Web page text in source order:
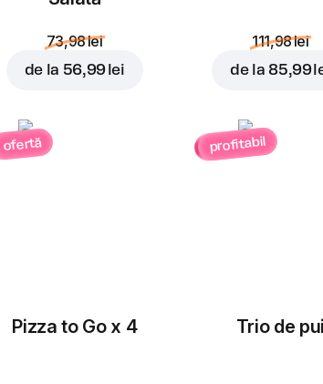
73,98 lei
de la 56,99 lei
111,98 lei
de la 85,99
ofertă
Pizza to Go x 4
profitabil
Trio de pui